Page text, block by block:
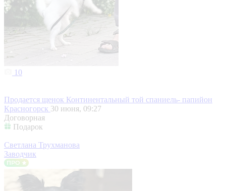
10
Продается щенок Континентальный той спаниель- папийон
Красногорск 30 июня, 09:27
Договорная
Подарок
Светлана Трухманова
Заводчик